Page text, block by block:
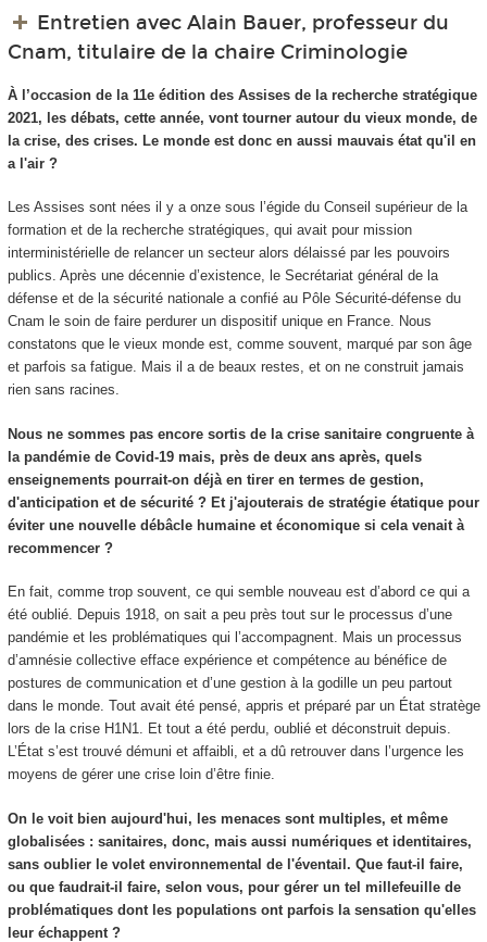
Entretien avec Alain Bauer, professeur du
Cnam, titulaire de la chaire Criminologie
À l’occasion de la 11e édition des Assises de la recherche stratégique
2021, les débats, cette année, vont tourner autour du vieux monde, de
la crise, des crises. Le monde est donc en aussi mauvais état qu'il en
a l'air ?
Les Assises sont nées il y a onze sous l’égide du Conseil supérieur de la
formation et de la recherche stratégiques, qui avait pour mission
interministérielle de relancer un secteur alors délaissé par les pouvoirs
publics. Après une décennie d’existence, le Secrétariat général de la
défense et de la sécurité nationale a confié au Pôle Sécurité-défense du
Cnam le soin de faire perdurer un dispositif unique en France. Nous
constatons que le vieux monde est, comme souvent, marqué par son âge
et parfois sa fatigue. Mais il a de beaux restes, et on ne construit jamais
rien sans racines.
Nous ne sommes pas encore sortis de la crise sanitaire congruente à
la pandémie de Covid-19 mais, près de deux ans après, quels
enseignements pourrait-on déjà en tirer en termes de gestion,
d'anticipation et de sécurité ? Et j'ajouterais de stratégie étatique pour
éviter une nouvelle débâcle humaine et économique si cela venait à
recommencer ?
En fait, comme trop souvent, ce qui semble nouveau est d’abord ce qui a
été oublié. Depuis 1918, on sait a peu près tout sur le processus d’une
pandémie et les problématiques qui l’accompagnent. Mais un processus
d’amnésie collective efface expérience et compétence au bénéfice de
postures de communication et d’une gestion à la godille un peu partout
dans le monde. Tout avait été pensé, appris et préparé par un État stratège
lors de la crise H1N1. Et tout a été perdu, oublié et déconstruit depuis.
L’État s’est trouvé démuni et affaibli, et a dû retrouver dans l’urgence les
moyens de gérer une crise loin d’être finie.
On le voit bien aujourd'hui, les menaces sont multiples, et même
globalisées : sanitaires, donc, mais aussi numériques et identitaires,
sans oublier le volet environnemental de l'éventail. Que faut-il faire,
ou que faudrait-il faire, selon vous, pour gérer un tel millefeuille de
problématiques dont les populations ont parfois la sensation qu'elles
leur échappent ?